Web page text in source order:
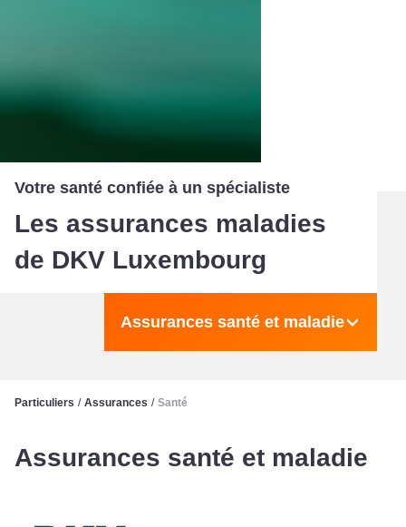
Votre santé confiée à un spécialiste
Les assurances maladies
de DKV Luxembourg
Assurances santé et maladie
Particuliers / Assurances / Santé
Assurances santé et maladie